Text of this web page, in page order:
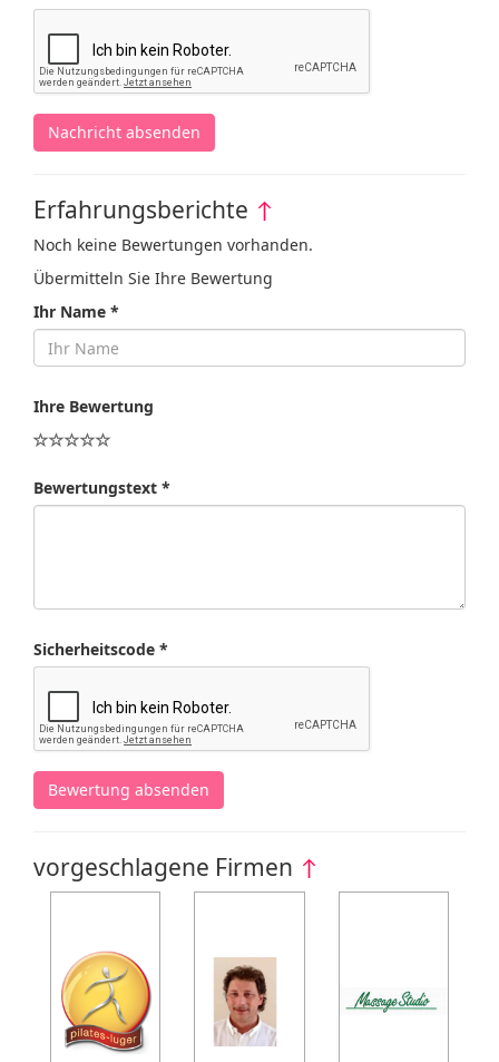
Nachricht absenden
Erfahrungsberichte ↑
Noch keine Bewertungen vorhanden.
Übermitteln Sie Ihre Bewertung
Ihr Name *
Ihre Bewertung
Bewertungstext *
Sicherheitscode *
Bewertung absenden
vorgeschlagene Firmen ↑